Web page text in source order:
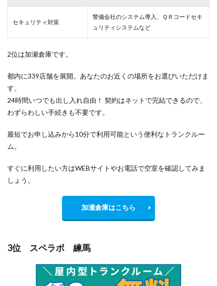
セキュリティ対策
警備会社のシステム導入、ＱＲコードセキ
ュリティシステムなど
2位は加瀬倉庫です。
都内に339店舗を展開。あなたのお近くの場所をお選びいただけま
す。
24時間いつでも出し入れ自由！ 契約はネットで完結できるので、
わずらわしい手続きも不要です。
最短でお申し込みから10分で利用可能という便利なトランクルー
ム。
すぐに利用したい方はWEBサイトやお電話で空室を確認してみま
しょう。
加瀬倉庫はこちら
3位 スペラボ 練馬